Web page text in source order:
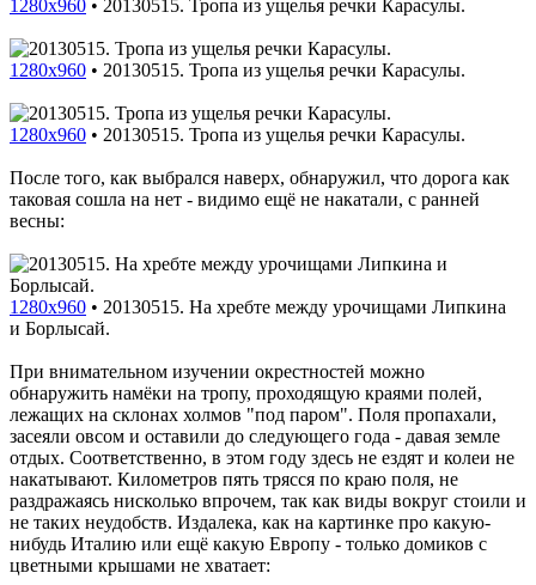
1280x960 • 20130515. Тропа из ущелья речки Карасулы.
1280x960 • 20130515. Тропа из ущелья речки Карасулы.
1280x960 • 20130515. Тропа из ущелья речки Карасулы.
После того, как выбрался наверх, обнаружил, что дорога как
таковая сошла на нет - видимо ещё не накатали, с ранней
весны:
1280x960 • 20130515. На хребте между урочищами Липкина
и Борлысай.
При внимательном изучении окрестностей можно
обнаружить намёки на тропу, проходящую краями полей,
лежащих на склонах холмов "под паром". Поля пропахали,
засеяли овсом и оставили до следующего года - давая земле
отдых. Соответственно, в этом году здесь не ездят и колеи не
накатывают. Километров пять трясся по краю поля, не
раздражаясь нисколько впрочем, так как виды вокруг стоили и
не таких неудобств. Издалека, как на картинке про какую-
нибудь Италию или ещё какую Европу - только домиков с
цветными крышами не хватает: